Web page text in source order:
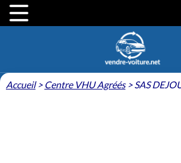
Accueil> Centre VHU Agréés>SAS